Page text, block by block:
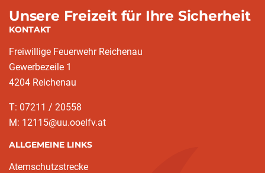
Unsere Freizeit für Ihre Sicherheit
KONTAKT
Freiwillige Feuerwehr Reichenau
Gewerbezeile 1
4204 Reichenau
T: 07211 / 20558
M: 12115@uu.ooelfv.at
ALLGEMEINE LINKS
Atemschutzstrecke